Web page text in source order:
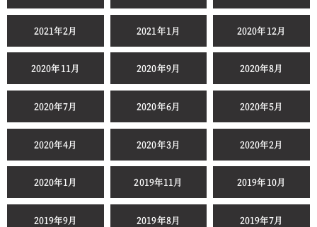
2021年2月 2021年1月 2020年12月
2020年11月 2020年9月 2020年8月
2020年7月 2020年6月 2020年5月
2020年4月 2020年3月 2020年2月
2020年1月 2019年11月 2019年10月
2019年9月 2019年8月 2019年7月